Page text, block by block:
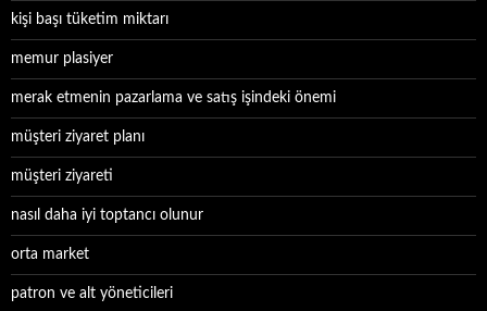
kişi başı tüketim miktarı
memur plasiyer
merak etmenin pazarlama ve satış işindeki önemi
müşteri ziyaret planı
müşteri ziyareti
nasıl daha iyi toptancı olunur
orta market
patron ve alt yöneticileri